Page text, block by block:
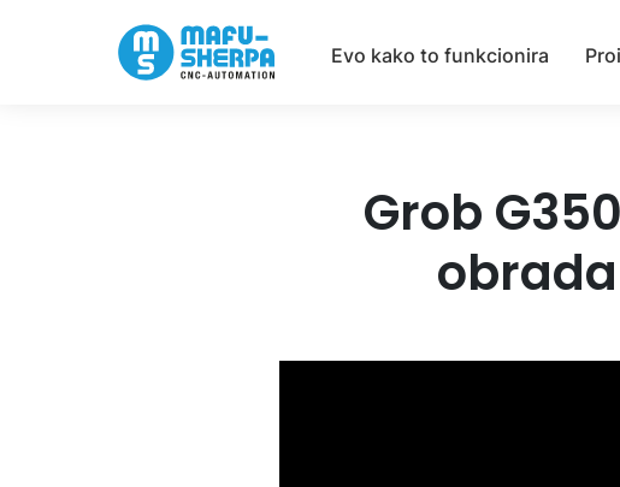
Evo kako to funkcionira
Grob